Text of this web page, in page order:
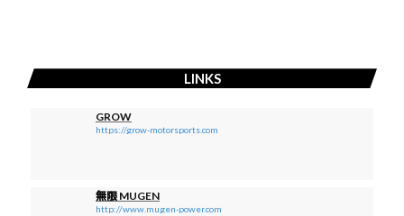
LINKS
GROW
https://grow-motorsports.com
無限 MUGEN
http://www.mugen-power.com